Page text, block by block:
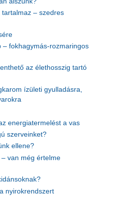
– szedres
– fokhagymás-rozmaringos
az élethosszig tartó
ízületi gyulladásra,
energiatermelést a vas
szerveinket?
ellene?
van még értelme
nyirokrendszert